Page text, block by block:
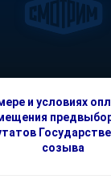
и условиях
созыва